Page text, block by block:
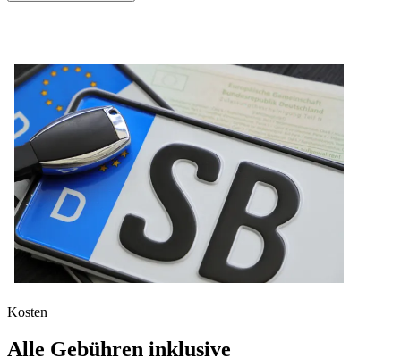
Kosten
Alle Gebühren inklusive